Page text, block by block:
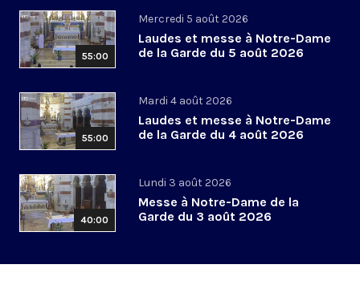
55:00
Mercredi 5 août 2026
Laudes et messe à Notre-Dame
de la Garde du 5 août 2026
55:00
Mardi 4 août 2026
Laudes et messe à Notre-Dame
de la Garde du 4 août 2026
40:00
Lundi 3 août 2026
Messe à Notre-Dame de la
Garde du 3 août 2026